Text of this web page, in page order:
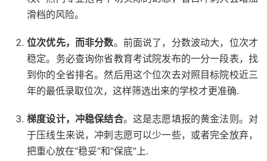
滑档的风险。
位次优先，而非分数。前面说了，分数波动大，位次才
稳定。务必查询你省教育考试院发布的一分一段表，找
到你的全省排名。然后用这个位次去对照目标院校近三
年的最低录取位次，这样筛选出来的学校才更准确.
梯度设计，冲稳保结合。这是志愿填报的黄金法则。对
于压线生来说，冲刺志愿可以少一些，或者完全放弃，
把重心放在“稳妥”和“保底”上.